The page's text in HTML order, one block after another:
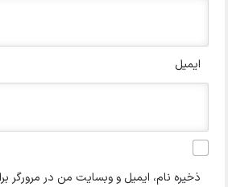
ایمیل
ذخیره نام، ایمیل و وبسایت من در مرورگر